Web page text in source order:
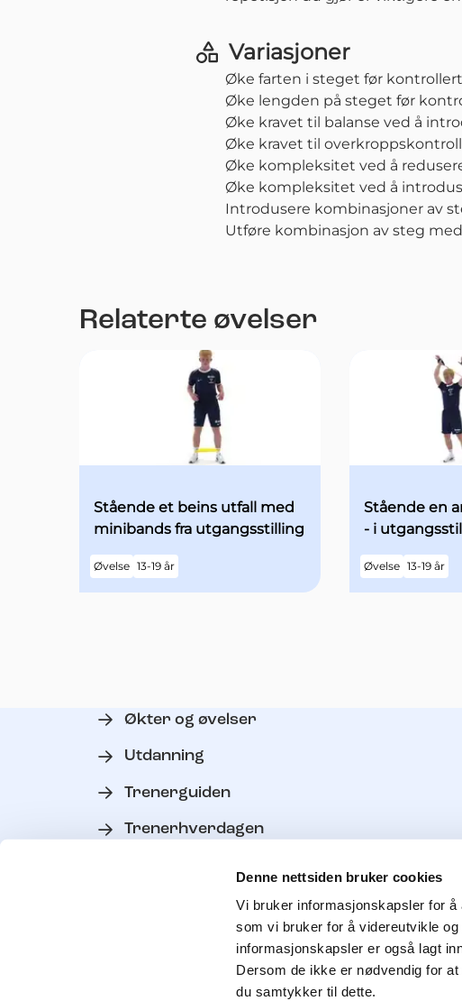
Denne nettsiden bruker cookies
Vi bruker informasjonskapsler for
som vi bruker for å videreutvikle
informasjonskapsler er også lagt
Dersom de ikke er nødvendig for
du samtykker til dette.
Variasjoner
Øke farten i steget før
Øke lengden på steget før
Øke kravet til balanse ved å
Øke kravet til
Øke kompleksitet ved å
Øke kompleksitet ved å
Introdusere kombinasjoner av
Utføre kombinasjon av steg
Relaterte øvelser
Stående et beins utfall med
minibands fra utgangsstilling
Øvelse 13-19 år
Stående en
- i
med økt fart
Øvelse 13-19 år
Økter og øvelser
Utdanning
Trenerguiden
Trenerhverdagen
Kontakt trenerutvikler